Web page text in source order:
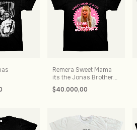
Remera Sweet Mama
its the Jonas Brothers
- Hannah Montana
$40.000,00